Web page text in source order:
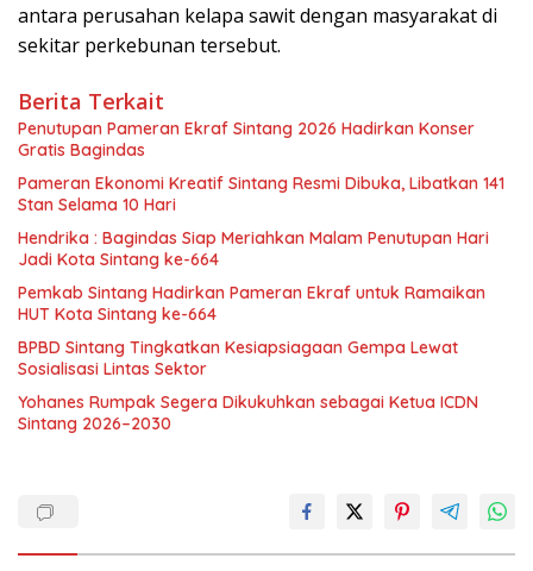
antara perusahan kelapa sawit dengan masyarakat di
sekitar perkebunan tersebut.
Berita Terkait
Penutupan Pameran Ekraf Sintang 2026 Hadirkan Konser
Gratis Bagindas
Pameran Ekonomi Kreatif Sintang Resmi Dibuka, Libatkan 141
Stan Selama 10 Hari
Hendrika : Bagindas Siap Meriahkan Malam Penutupan Hari
Jadi Kota Sintang ke-664
Pemkab Sintang Hadirkan Pameran Ekraf untuk Ramaikan
HUT Kota Sintang ke-664
BPBD Sintang Tingkatkan Kesiapsiagaan Gempa Lewat
Sosialisasi Lintas Sektor
Yohanes Rumpak Segera Dikukuhkan sebagai Ketua ICDN
Sintang 2026–2030